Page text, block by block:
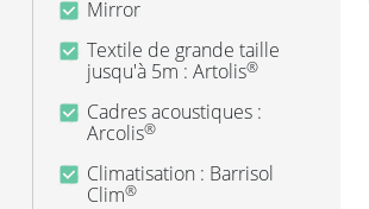
Mirror
Textile de grande taille
jusqu'à 5m : Artolis®
Cadres acoustiques :
Arcolis®
Climatisation : Barrisol
Clim®